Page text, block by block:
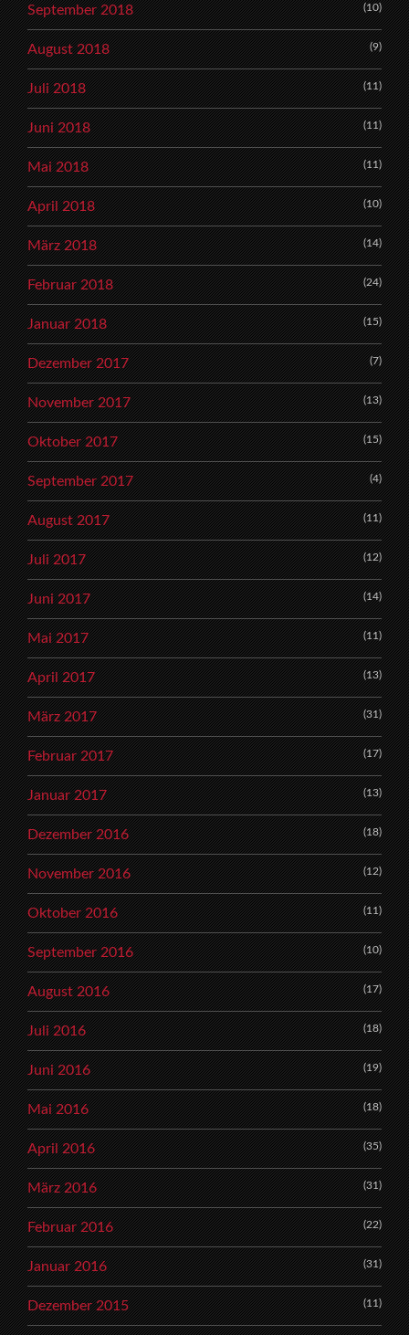
September 2018 (10)
August 2018 (9)
Juli 2018 (11)
Juni 2018 (11)
Mai 2018 (11)
April 2018 (10)
März 2018 (14)
Februar 2018 (24)
Januar 2018 (15)
Dezember 2017 (7)
November 2017 (13)
Oktober 2017 (15)
September 2017 (4)
August 2017 (11)
Juli 2017 (12)
Juni 2017 (14)
Mai 2017 (11)
April 2017 (13)
März 2017 (31)
Februar 2017 (17)
Januar 2017 (13)
Dezember 2016 (18)
November 2016 (12)
Oktober 2016 (11)
September 2016 (10)
August 2016 (17)
Juli 2016 (18)
Juni 2016 (19)
Mai 2016 (18)
April 2016 (35)
März 2016 (31)
Februar 2016 (22)
Januar 2016 (31)
Dezember 2015 (11)